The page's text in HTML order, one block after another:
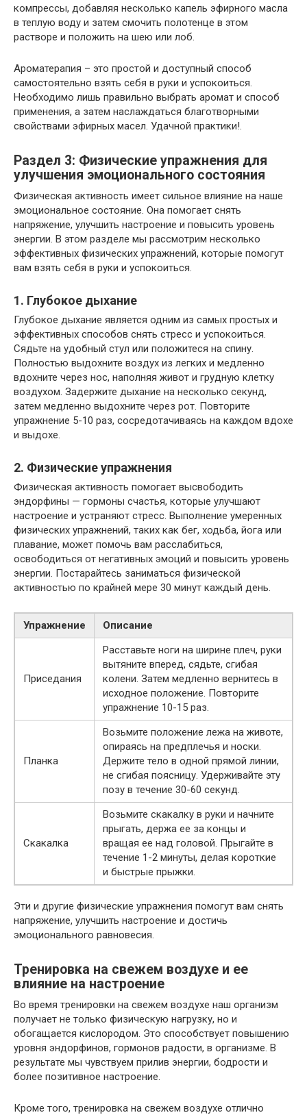
компрессы, добавляя несколько капель эфирного масла
в теплую воду и затем смочить полотенце в этом
растворе и положить на шею или лоб.
Ароматерапия – это простой и доступный способ
самостоятельно взять себя в руки и успокоиться.
Необходимо лишь правильно выбрать аромат и способ
применения, а затем наслаждаться благотворными
свойствами эфирных масел. Удачной практики!.
Раздел 3: Физические упражнения для
улучшения эмоционального состояния
Физическая активность имеет сильное влияние на наше
эмоциональное состояние. Она помогает снять
напряжение, улучшить настроение и повысить уровень
энергии. В этом разделе мы рассмотрим несколько
эффективных физических упражнений, которые помогут
вам взять себя в руки и успокоиться.
1. Глубокое дыхание
Глубокое дыхание является одним из самых простых и
эффективных способов снять стресс и успокоиться.
Сядьте на удобный стул или положитеся на спину.
Полностью выдохните воздух из легких и медленно
вдохните через нос, наполняя живот и грудную клетку
воздухом. Задержите дыхание на несколько секунд,
затем медленно выдохните через рот. Повторите
упражнение 5-10 раз, сосредотачиваясь на каждом вдохе
и выдохе.
2. Физические упражнения
Физическая активность помогает высвободить
эндорфины — гормоны счастья, которые улучшают
настроение и устраняют стресс. Выполнение умеренных
физических упражнений, таких как бег, ходьба, йога или
плавание, может помочь вам расслабиться,
освободиться от негативных эмоций и повысить уровень
энергии. Постарайтесь заниматься физической
активностью по крайней мере 30 минут каждый день.
Упражнение Описание
Приседания
Расставьте ноги на ширине плеч, руки
вытяните вперед, сядьте, сгибая
колени. Затем медленно вернитесь в
исходное положение. Повторите
упражнение 10-15 раз.
Планка
Возьмите положение лежа на животе,
опираясь на предплечья и носки.
Держите тело в одной прямой линии,
не сгибая поясницу. Удерживайте эту
позу в течение 30-60 секунд.
Скакалка
Возьмите скакалку в руки и начните
прыгать, держа ее за концы и
вращая ее над головой. Прыгайте в
течение 1-2 минуты, делая короткие
и быстрые прыжки.
Эти и другие физические упражнения помогут вам снять
напряжение, улучшить настроение и достичь
эмоционального равновесия.
Тренировка на свежем воздухе и ее
влияние на настроение
Во время тренировки на свежем воздухе наш организм
получает не только физическую нагрузку, но и
обогащается кислородом. Это способствует повышению
уровня эндорфинов, гормонов радости, в организме. В
результате мы чувствуем прилив энергии, бодрости и
более позитивное настроение.
Кроме того, тренировка на свежем воздухе отлично